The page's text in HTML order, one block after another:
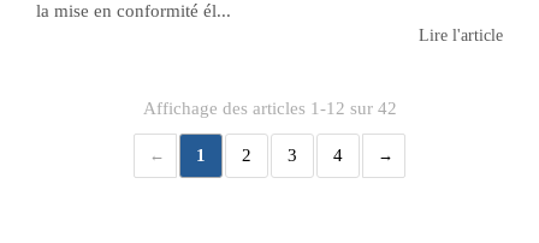
la mise en conformité él...
Lire l'article
Affichage des articles 1-12 sur 42
1 2 3 4